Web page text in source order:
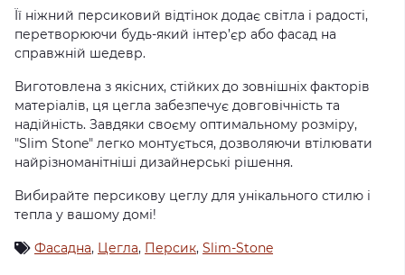
Її ніжний персиковий відтінок додає світла і радості,
перетворюючи будь-який інтер’єр або фасад на
справжній шедевр.
Виготовлена з якісних, стійких до зовнішніх факторів
матеріалів, ця цегла забезпечує довговічність та
надійність. Завдяки своєму оптимальному розміру,
"Slim Stone" легко монтується, дозволяючи втілювати
найрізноманітніші дизайнерські рішення.
Вибирайте персикову цеглу для унікального стилю і
тепла у вашому домі!
Фасадна, Цегла, Персик, Slim-Stone